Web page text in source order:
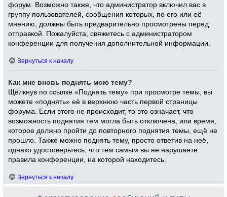
форум. Возможно также, что администратор включил вас в
группу пользователей, сообщения которых, по его или её
мнению, должны быть предварительно просмотрены перед
отправкой. Пожалуйста, свяжитесь с администратором
конференции для получения дополнительной информации.
Вернуться к началу
Как мне вновь поднять мою тему?
Щёлкнув по ссылке «Поднять тему» при просмотре темы, вы
можете «поднять» её в верхнюю часть первой страницы
форума. Если этого не происходит, то это означает, что
возможность поднятия тем могла быть отключена, или время,
которое должно пройти до повторного поднятия темы, ещё не
прошло. Также можно поднять тему, просто ответив на неё,
однако удостоверьтесь, что тем самым вы не нарушаете
правила конференции, на которой находитесь.
Вернуться к началу